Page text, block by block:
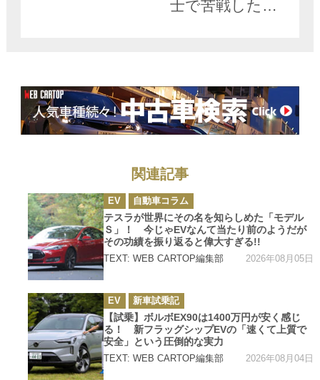
士で苦戦した理
関連記事
カ
テ
ゴ
リ
ー
EV 自動車コラム
テスラが世界にその名を知らしめた「モデル
Ｓ」！ 今じゃEVなんて当たり前のようだが
その功績を振り返ると偉大すぎる!!
TEXT: WEB CARTOP編集部 2026年08月05日
カ
テ
ゴ
リ
ー
EV 新車試乗記
【試乗】ボルボEX90は1400万円が安く感じ
る！ 新フラッグシップEVの「速くて上質で
安全」という圧倒的な実力
TEXT: WEB CARTOP編集部 2026年08月04日